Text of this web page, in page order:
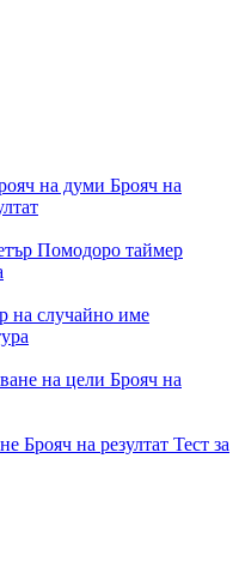
на думи Брояч на
Помодоро таймер
на случайно име
на цели Брояч на
Брояч на резултат Тест за